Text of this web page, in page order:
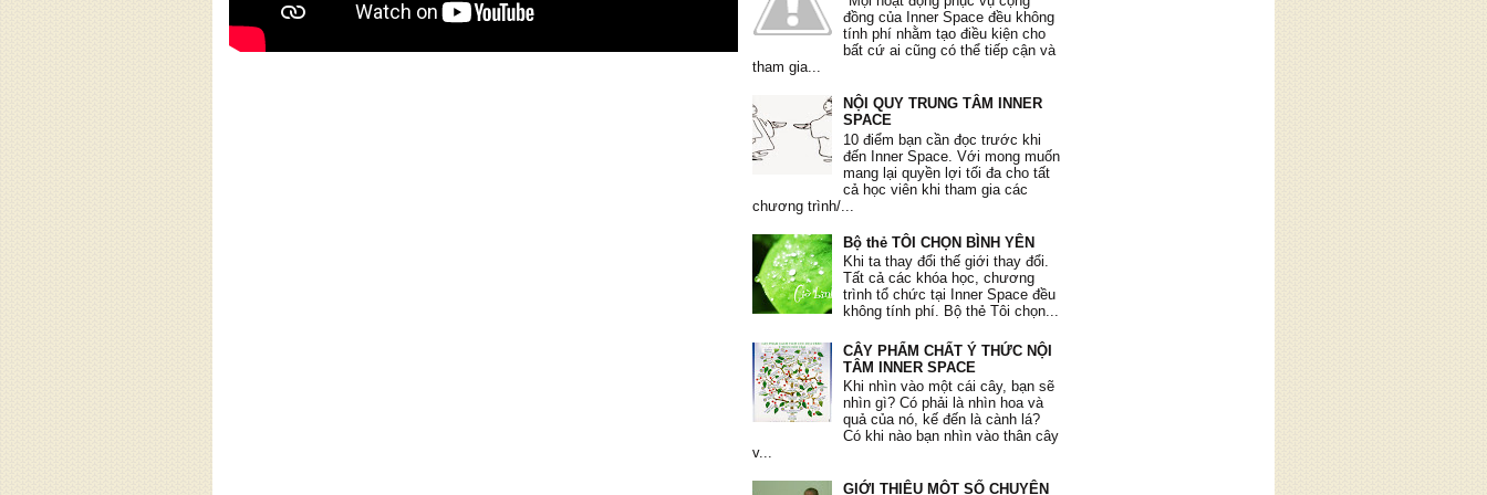
thân và thôi không lo lắng về những khó khăn
trước mắt nữa."
Lớp Học:
Chiến Thắng Giận Dữ
"Giận dữ là một liều thuốc độc, mình uống
nhưng lại mong người khác chết. Nói vậy,
mình càng thấy không thể tự mình chuốc
thuốc độc vào mình được."
Tuyết Mai, 30 tuổi
đồng của Inner Space đều không
tính phí nhằm tạo điều kiện cho
bất cứ ai cũng có thể tiếp cận và
tham gia...
NỘI QUY TRUNG TÂM INNER
SPACE
10 điểm bạn cần đọc trước khi
đến Inner Space. Với mong muốn
mang lại quyền lợi tối đa cho tất
cả học viên khi tham gia các
chương trình/...
Bộ thẻ TÔI CHỌN BÌNH YÊN
Khi ta thay đổi thế giới thay đổi.
Tất cả các khóa học, chương
trình tổ chức tại Inner Space đều
không tính phí. Bộ thẻ Tôi chọn...
CÂY PHẨM CHẤT Ý THỨC NỘI
TÂM INNER SPACE
Khi nhìn vào một cái cây, bạn sẽ
nhìn gì? Có phải là nhìn hoa và
quả của nó, kế đến là cành lá?
Có khi nào bạn nhìn vào thân cây
v...
GIỚI THIỆU MỘT SỐ CHUYÊN